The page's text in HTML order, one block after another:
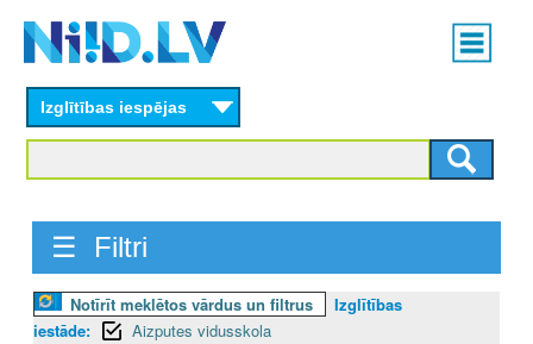
content
Main
menu
Izglītības iespējas
☰ Filtri
Notīrīt meklētos vārdus un filtrus
Izglītības
iestāde:
Aizputes vidusskola